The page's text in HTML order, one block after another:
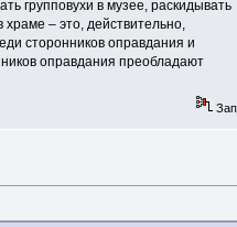
групповухи в музее, раскидывать
– это, действительно,
сторонников оправдания и
оправдания преобладают